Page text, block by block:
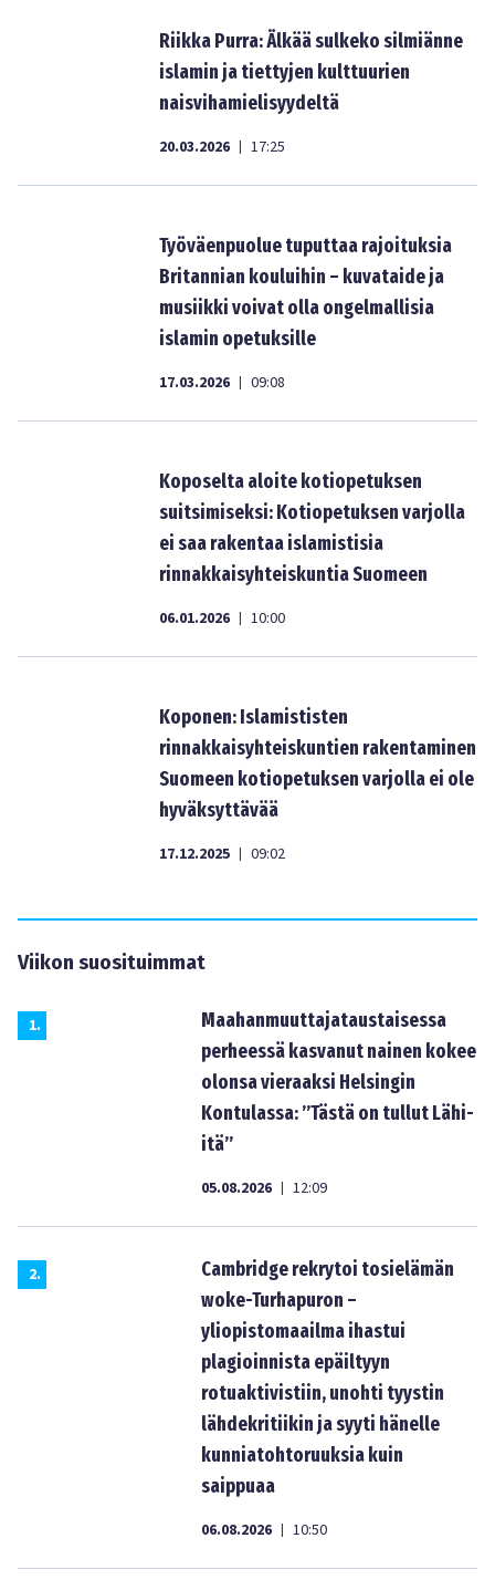
Riikka Purra: Älkää sulkeko silmiänne
islamin ja tiettyjen kulttuurien
naisvihamielisyydeltä
20.03.2026 | 17:25
Työväenpuolue tuputtaa rajoituksia
Britannian kouluihin – kuvataide ja
musiikki voivat olla ongelmallisia
islamin opetuksille
17.03.2026 | 09:08
Koposelta aloite kotiopetuksen
suitsimiseksi: Kotiopetuksen varjolla
ei saa rakentaa islamistisia
rinnakkaisyhteiskuntia Suomeen
06.01.2026 | 10:00
Koponen: Islamististen
rinnakkaisyhteiskuntien rakentaminen
Suomeen kotiopetuksen varjolla ei ole
hyväksyttävää
17.12.2025 | 09:02
Viikon suosituimmat
1.
Maahanmuuttajataustaisessa
perheessä kasvanut nainen kokee
olonsa vieraaksi Helsingin
Kontulassa: ”Tästä on tullut Lähi-
itä”
05.08.2026 | 12:09
2.
Cambridge rekrytoi tosielämän
woke-Turhapuron –
yliopistomaailma ihastui
plagioinnista epäiltyyn
rotuaktivistiin, unohti tyystin
lähdekritiikin ja syyti hänelle
kunniatohtoruuksia kuin
saippuaa
06.08.2026 | 10:50